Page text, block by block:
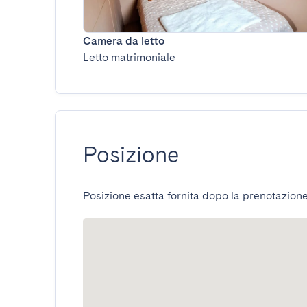
Camera da letto
Letto matrimoniale
Posizione
Posizione esatta fornita dopo la